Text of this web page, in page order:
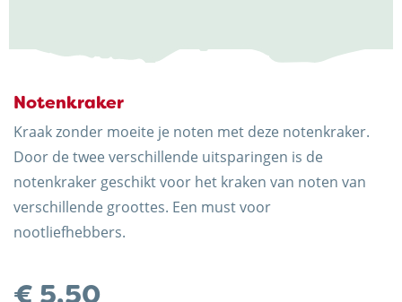
7137 HG Lievelde
0544 37 14 46
info@kaasboerderijweenink.nl
Notenkraker
Kraak zonder moeite je noten met deze notenkraker.
Door de twee verschillende uitsparingen is de
notenkraker geschikt voor het kraken van noten van
verschillende groottes. Een must voor
nootliefhebbers.
€ 5,50